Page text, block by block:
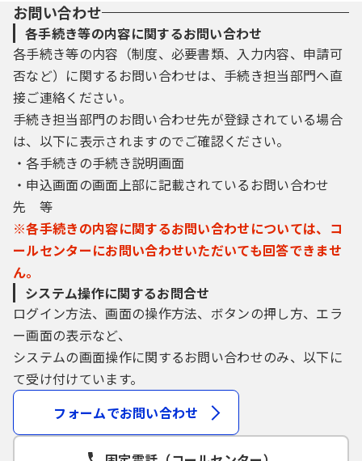
お問い合わせ
各手続き等の内容に関するお問い合わせ
各手続き等の内容（制度、必要書類、入力内容、申請可
否など）に関するお問い合わせは、手続き担当部門へ直
接ご連絡ください。
手続き担当部門のお問い合わせ先が登録されている場合
は、以下に表示されますのでご確認ください。
・各手続きの手続き説明画面
・申込画面の画面上部に記載されているお問い合わせ
先 等
※各手続きの内容に関するお問い合わせについては、コ
ールセンターにお問い合わせいただいても回答できませ
ん。
システム操作に関するお問合せ
ログイン方法、画面の操作方法、ボタンの押し方、エラ
ー画面の表示など、
システムの画面操作に関するお問い合わせのみ、以下に
て受け付けています。
フォームでお問い合わせ